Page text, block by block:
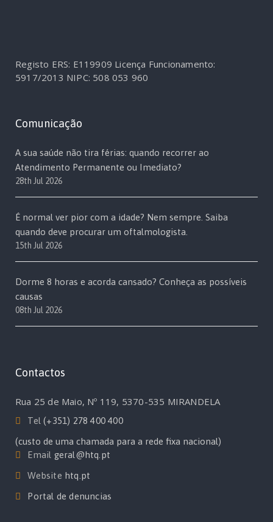
Registo ERS: E119909 Licença Funcionamento:
5917/2013 NIPC: 508 053 960
Comunicação
A sua saúde não tira férias: quando recorrer ao
Atendimento Permanente ou Imediato?
28th Jul 2026
É normal ver pior com a idade? Nem sempre. Saiba
quando deve procurar um oftalmologista.
15th Jul 2026
Dorme 8 horas e acorda cansado? Conheça as possíveis
causas
08th Jul 2026
Contactos
Rua 25 de Maio, Nº 119, 5370-535 MIRANDELA
Tel(+351) 278 400 400
(custo de uma chamada para a rede fixa nacional)
Email geral@htq.pt
Website htq.pt
Portal de denuncias